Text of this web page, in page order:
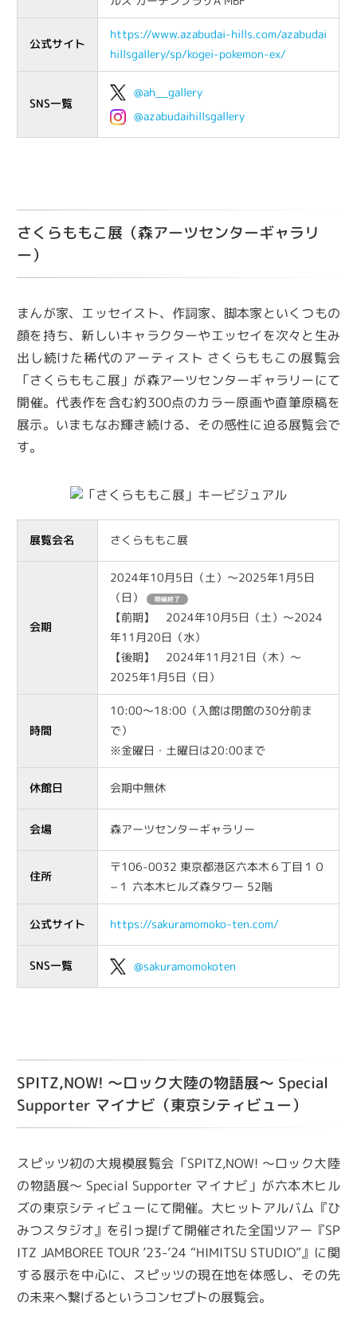
公式サイト
https://www.azabudai-hills.com/azabudai
hillsgallery/sp/kogei-pokemon-ex/
SNS一覧
@ah__gallery
@azabudaihillsgallery
さくらももこ展（森アーツセンターギャラリ
ー）
まんが家、エッセイスト、作詞家、脚本家といくつもの
顔を持ち、新しいキャラクターやエッセイを次々と生み
出し続けた稀代のアーティスト さくらももこの展覧会
「さくらももこ展」が森アーツセンターギャラリーにて
開催。代表作を含む約300点のカラー原画や直筆原稿を
展示。いまもなお輝き続ける、その感性に迫る展覧会で
す。
展覧会名 さくらももこ展
会期
2024年10月5日（土）～2025年1月5日
（日）
開催終了
【前期】 2024年10⽉5⽇（⼟）～2024
年11⽉20⽇（⽔）
【後期】 2024年11⽉21⽇（⽊）～
2025年1⽉5⽇（⽇）
時間
10:00～18:00（入館は閉館の30分前ま
で）
※金曜日・土曜日は20:00まで
休館日 会期中無休
会場 森アーツセンターギャラリー
住所
〒106-0032 東京都港区六本木６丁目１０
−１ 六本木ヒルズ森タワー 52階
公式サイト https://sakuramomoko-ten.com/
SNS一覧 @sakuramomokoten
SPITZ,NOW! ～ロック大陸の物語展～ Special
Supporter マイナビ（東京シティビュー）
スピッツ初の大規模展覧会「SPITZ,NOW! 〜ロック大陸
の物語展～ Special Supporter マイナビ」が六本木ヒル
ズの東京シティビューにて開催。大ヒットアルバム『ひ
みつスタジオ』を引っ提げて開催された全国ツアー『SP
ITZ JAMBOREE TOUR ’23-’24 “HIMITSU STUDIO”』に関
する展示を中心に、スピッツの現在地を体感し、その先
の未来へ繋げるというコンセプトの展覧会。